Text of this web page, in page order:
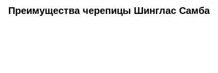
Преимущества черепицы Шинглас Самба